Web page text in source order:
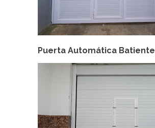
Puerta Automática Batiente